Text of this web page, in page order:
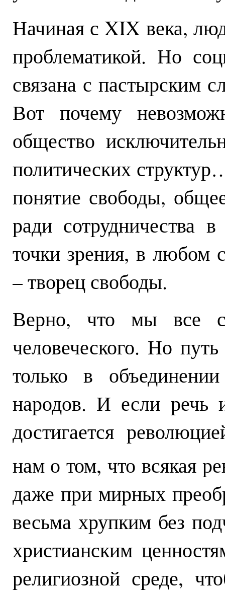
Начиная с XIX века,
проблематикой. Но
связана с пастырским
Вот почему
общество
политических
понятие свободы,
ради сотрудничества
точки зрения, в любом
– творец свободы.
Верно, что мы все
человеческого. Но
только в
народов. И если речь
достигается
нам о том, что всякая
даже при мирных
весьма хрупким без
христианским
религиозной среде,